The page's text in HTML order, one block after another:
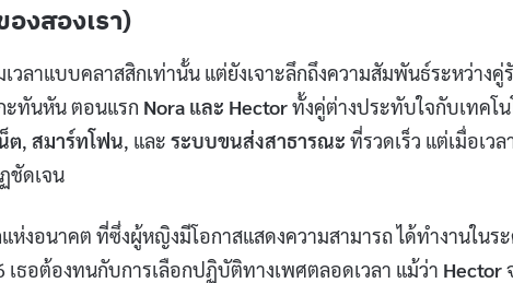
องสองเรา)
วลาแบบคลาสสิกเท่านั้น แต่ยังเจาะลึกถึงความสัมพันธ์ระหว่างคู่
ะทันหัน ตอนแรก Nora และ Hectorทั้งคู่ต่างประทับใจกับเทคโน
ต, สมาร์ทโฟน, และ ระบบขนส่งสาธารณะ ที่รวดเร็ว แต่เมื่อเวล
ชัดเจน
ห่งอนาคต ที่ซึ่งผู้หญิงมีโอกาสแสดงความสามารถ ได้ทำงานในร
ธอต้องทนกับการเลือกปฏิบัติทางเพศตลอดเวลา แม้ว่า Hector